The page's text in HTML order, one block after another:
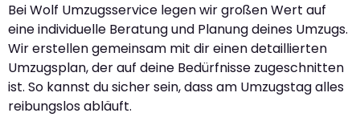
Bei Wolf Umzugsservice legen wir großen Wert auf
eine individuelle Beratung und Planung deines Umzugs.
Wir erstellen gemeinsam mit dir einen detaillierten
Umzugsplan, der auf deine Bedürfnisse zugeschnitten
ist. So kannst du sicher sein, dass am Umzugstag alles
reibungslos abläuft.